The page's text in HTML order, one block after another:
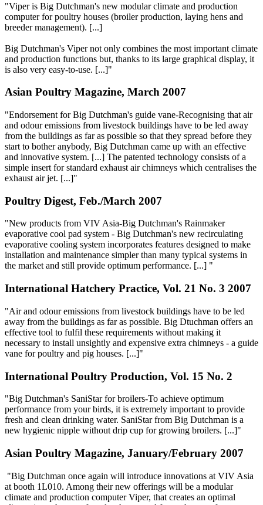
"Viper is Big Dutchman's new modular climate and production
computer for poultry houses (broiler production, laying hens and
breeder management). [...]
Big Dutchman's Viper not only combines the most important climate
and production functions but, thanks to its large graphical display, it
is also very easy-to-use. [...]"
Asian Poultry Magazine, March 2007
"Endorsement for Big Dutchman's guide vane-Recognising that air
and odour emissions from livestock buildings have to be led away
from the buildings as far as possible so that they spread before they
start to bother anybody, Big Dutchman came up with an effective
and innovative system. [...] The patented technology consists of a
simple insert for standard exhaust air chimneys which centralises the
exhaust air jet. [...]"
Poultry Digest, Feb./March 2007
"New products from VIV Asia-Big Dutchman's Rainmaker
evaporative cool pad system - Big Dutchman's new recirculating
evaporative cooling system incorporates features designed to make
installation and maintenance simpler than many typical systems in
the market and still provide optimum performance. [...] "
International Hatchery Practice, Vol. 21 No. 3 2007
"Air and odour emissions from livestock buildings have to be led
away from the buildings as far as possible. Big Dtuchman offers an
effective tool to fulfil these requirements without making it
necessary to install unsightly and expensive extra chimneys - a guide
vane for poultry and pig houses. [...]"
International Poultry Production, Vol. 15 No. 2
"Big Dutchman's SaniStar for broilers-To achieve optimum
performance from your birds, it is extremely important to provide
fresh and clean drinking water. SaniStar from Big Dutchman is a
new hygienic nipple without drip cup for growing broilers. [...]"
Asian Poultry Magazine, January/February 2007
"Big Dutchman once again will introduce innovations at VIV Asia
at booth 1L010. Among their new offerings will be a modular
climate and production computer Viper, that creates an optimal